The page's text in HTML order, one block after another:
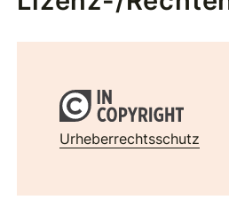
Urheberrechtsschutz